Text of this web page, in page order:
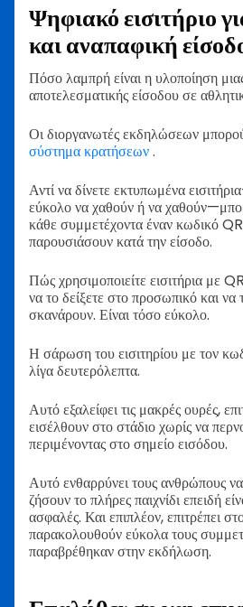
Ψηφιακό εισιτήριο
και αναπαφική
Πόσο λαμπρή είναι η υλοποίηση
αποτελεσματικής είσοδου σε
Οι διοργανωτές εκδηλώσεων
σύστημα κρατήσεων.
Αντί να δίνετε εκτυπωμένα
εύκολο να χαθούν ή να
κάθε συμμετέχοντα έναν κωδικό
παρουσιάσουν κατά την είσοδο.
Πώς χρησιμοποιείτε εισιτήρια με
να το δείξετε στο προσωπικό και να
σκανάρουν. Είναι τόσο εύκολο.
Η σάρωση του εισιτηρίου με τον
λίγα δευτερόλεπτα.
Αυτό εξαλείφει τις μακρές ουρές,
εισέλθουν στο στάδιο χωρίς να
περιμένοντας στο σημείο εισόδου.
Αυτό ενθαρρύνει τους ανθρώπους
ζήσουν το πλήρες παιχνίδι επειδή
ασφαλές. Και επιπλέον, επιτρέπει
παρακολουθούν εύκολα τους
παραβρέθηκαν στην εκδήλωση.